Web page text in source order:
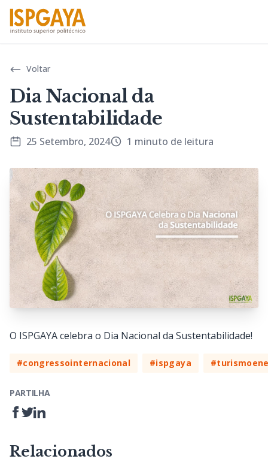
Voltar
Dia Nacional da
Sustentabilidade
25 Setembro, 2024 1 minuto de leitura
O ISPGAYA celebra o Dia Nacional da Sustentabilidade!
#congressointernacional #ispgaya
PARTILHA
Relacionados